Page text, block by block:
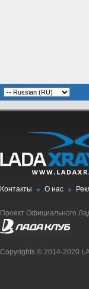
Контакты О нас
Проект Официального
Copyrights © 2014-2020